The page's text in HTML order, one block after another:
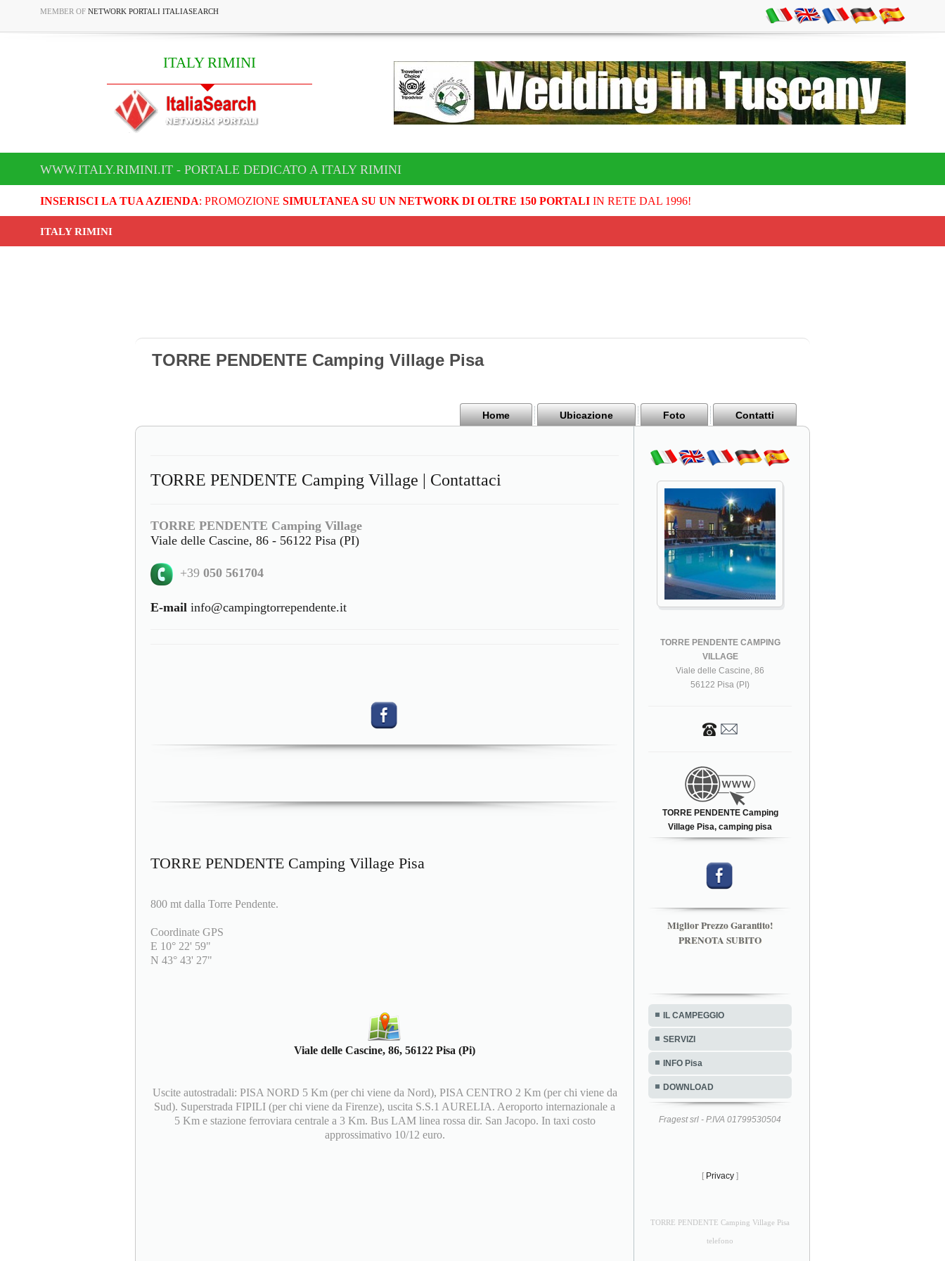
MEMBER OF NETWORK PORTALI ITALIASEARCH
ITALY RIMINI
WWW.ITALY.RIMINI.IT - PORTALE DEDICATO A ITALY RIMINI
INSERISCI LA TUA AZIENDA: PROMOZIONE SIMULTANEA SU UN NETWORK DI OLTRE 150 PORTALIIN RETE DAL 1996!
ITALY RIMINI
TORRE PENDENTE Camping Village Pisa
Home Ubicazione Foto Contatti
TORRE PENDENTE Camping Village | Contattaci
TORRE PENDENTE Camping Village
Viale delle Cascine, 86 - 56122 Pisa (PI)
+39 050 561704
E-mail info@campingtorrependente.it
TORRE PENDENTE Camping Village Pisa
800 mt dalla Torre Pendente.
Coordinate GPS
E 10° 22' 59"
N 43° 43' 27"
Viale delle Cascine, 86, 56122 Pisa (Pi)
Uscite autostradali: PISA NORD 5 Km (per chi viene da Nord), PISA CENTRO 2 Km (per chi viene da
Sud). Superstrada FIPILI (per chi viene da Firenze), uscita S.S.1 AURELIA. Aeroporto internazionale a
5 Km e stazione ferroviara centrale a 3 Km. Bus LAM linea rossa dir. San Jacopo. In taxi costo
approssimativo 10/12 euro.
TORRE PENDENTE CAMPING
VILLAGE
Viale delle Cascine, 86
56122 Pisa (PI)
TORRE PENDENTE Camping
Village Pisa, camping pisa
Miglior Prezzo Garantito!
PRENOTA SUBITO
IL CAMPEGGIO
SERVIZI
INFO Pisa
DOWNLOAD
Fragest srl - P.IVA 01799530504
[ Privacy ]
TORRE PENDENTE Camping Village Pisa
telefono